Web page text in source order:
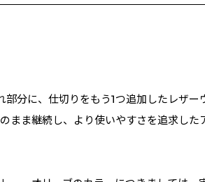
部分に、仕切りをもう1つ追加したレザー
まま継続し、より使いやすさを追求した